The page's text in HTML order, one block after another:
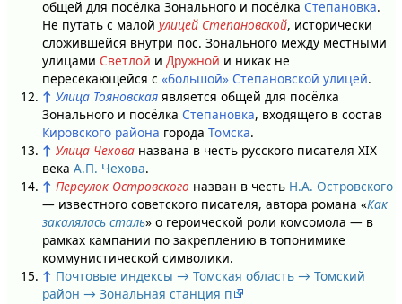
общей для посёлка Зонального и посёлка Степановка.
Не путать с малой улицей Степановской, исторически
сложившейся внутри пос. Зонального между местными
улицами Светлой и Дружной и никак не
пересекающейся с «большой» Степановской улицей.
↑ Улица Тояновскаяявляется общей для посёлка
Зонального и посёлка Степановка, входящего в состав
Кировского района города Томска.
↑ Улица Чехованазвана в честь русского писателя XIX
века А.П. Чехова.
↑ Переулок Островского назван в честь Н.А. Островского
— известного советского писателя, автора романа «Как
закалялась сталь» о героической роли комсомола — в
рамках кампании по закреплению в топонимике
коммунистической символики.
↑ Почтовые индексы → Томская область → Томский
район → Зональная станция п